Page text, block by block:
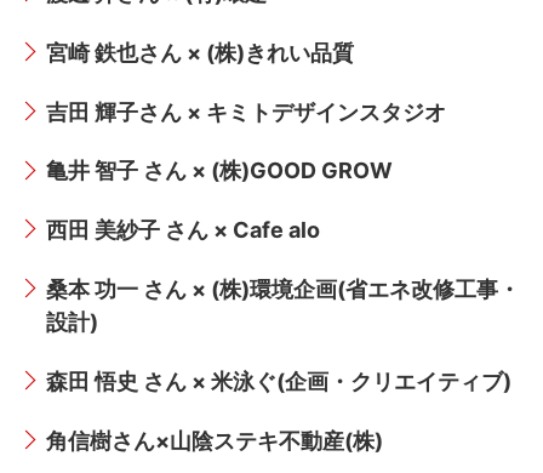
宮崎 鉄也さん × (株)きれい品質
吉田 輝子さん × キミトデザインスタジオ
亀井 智子 さん × (株)GOOD GROW
西田 美紗子 さん × Cafe alo
桑本 功一 さん × (株)環境企画(省エネ改修工事・
設計)
森田 悟史 さん × 米泳ぐ(企画・クリエイティブ)
角信樹さん×山陰ステキ不動産(株)